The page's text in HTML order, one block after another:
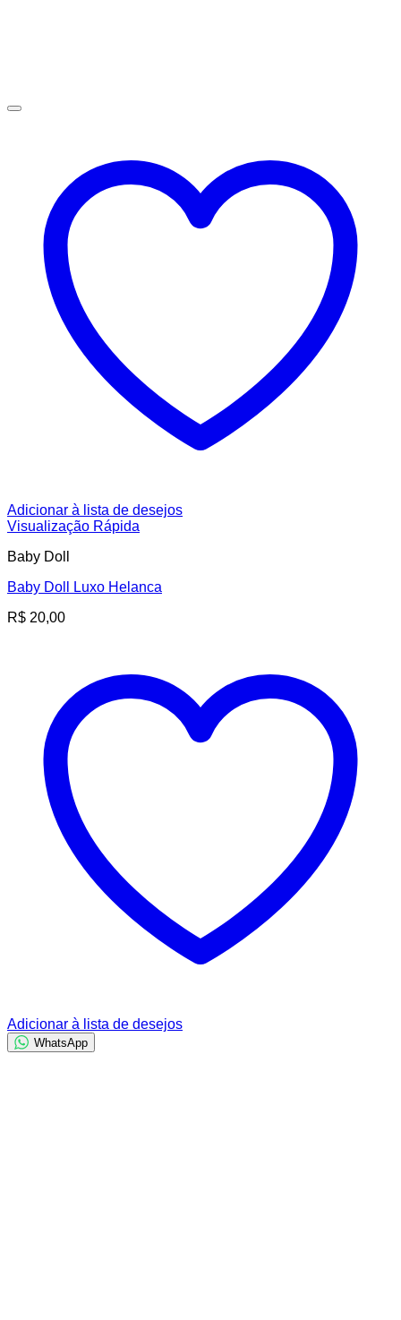
Adicionar à lista de desejos
Visualização Rápida
Baby Doll
Baby Doll Luxo Helanca
R$ 20,00
Adicionar à lista de desejos
WhatsApp